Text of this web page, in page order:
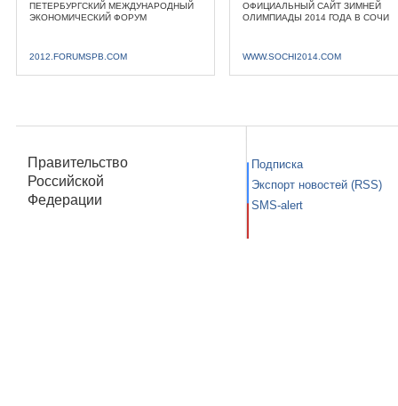
ПЕТЕРБУРГСКИЙ МЕЖДУНАРОДНЫЙ
ЭКОНОМИЧЕСКИЙ ФОРУМ
2012.FORUMSPB.COM
ОФИЦИАЛЬНЫЙ САЙТ ЗИМНЕЙ
ОЛИМПИАДЫ 2014 ГОДА В СОЧИ
WWW.SOCHI2014.COM
Правительство
Российской
Федерации
Подписка
Экспорт новостей (RSS)
SMS-alert